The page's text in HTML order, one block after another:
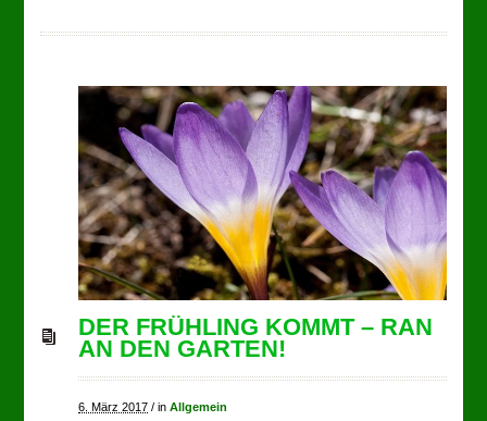
DER FRÜHLING KOMMT – RAN
AN DEN GARTEN!
6. März 2017 /inAllgemein